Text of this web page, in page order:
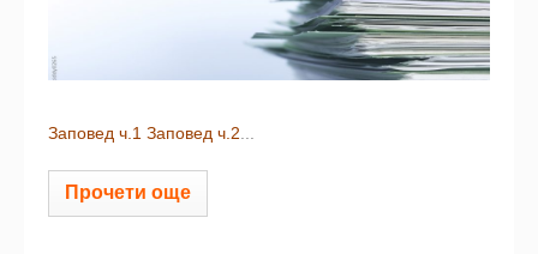
Заповед ч.1 Заповед ч.2
Прочети още